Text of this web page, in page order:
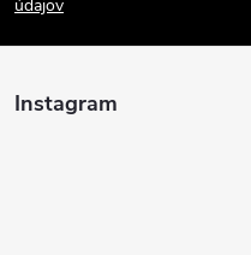
a
údajov
Instagram